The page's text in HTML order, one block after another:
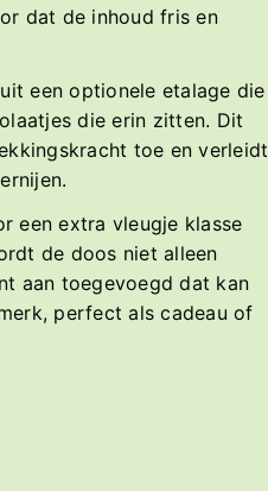
dat de inhoud fris en
een optionele etalage die
die erin zitten. Dit
toe en verleidt
een extra vleugje klasse
de doos niet alleen
aan toegevoegd dat kan
perfect als cadeau of